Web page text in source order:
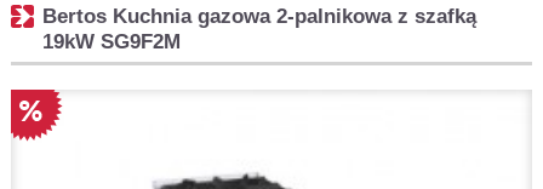
Bertos Kuchnia gazowa 2-palnikowa z szafką
19kW SG9F2M